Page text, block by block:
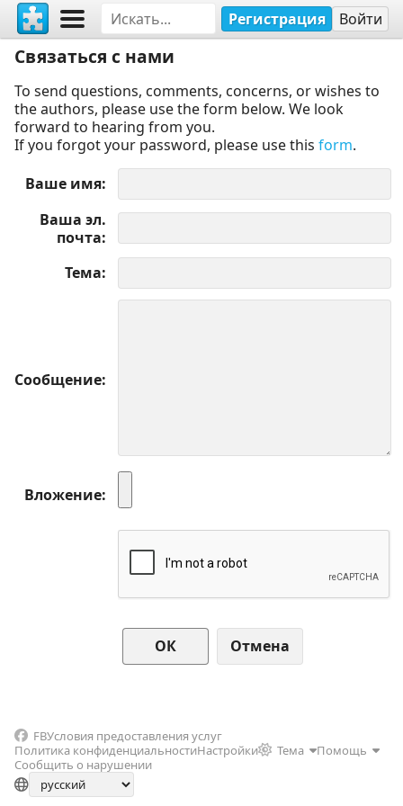
Регистрация Войти
Связаться с нами
To send questions, comments, concerns, or wishes to
the authors, please use the form below. We look
forward to hearing from you.
If you forgot your password, please use this form.
Ваше имя
Ваша эл.
почта
Тема
Сообщение
Вложение
Отмена
FBУсловия предоставления услуг
Политика конфиденциальностиНастройки Тема
Помощь
Сообщить о нарушении